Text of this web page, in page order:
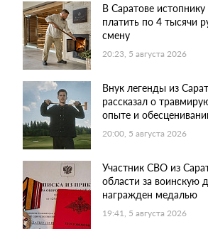
В Саратове
платить по 4 тысячи
смену
20:23, 5 августа 2026
Внук легенды из
рассказал о
опыте и
20:00, 5 августа 2026
Участник СВО из
области за воинскую
награжден медалью
19:41, 5 августа 2026